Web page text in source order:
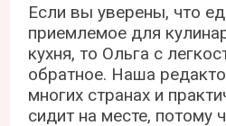
Если вы уверены, что
приемлемое для
кухня, то Ольга с
обратное. Наша
многих странах и
сидит на месте, потому